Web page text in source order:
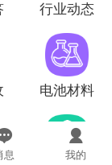
息 我的
行业动态
电池材料